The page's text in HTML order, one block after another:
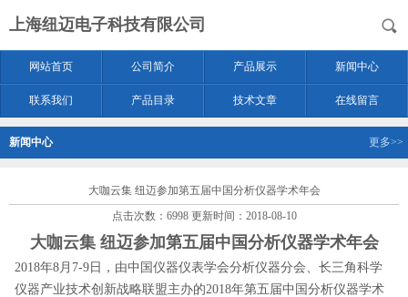
上海纽迈电子科技有限公司
网站首页 公司简介 产品展示 新闻中心
联系我们 产品目录 技术文章 在线留言
新闻中心 更多>>
大咖云集 纽迈参加第五届中国分析仪器学术年会
点击次数：6998 更新时间：2018-08-10
大咖云集 纽迈参加第五届中国分析仪器学术年会
2018年8月7-9日，由中国仪器仪表学会分析仪器分会、长三角科学
仪器产业技术创新战略联盟主办的2018年第五届中国分析仪器学术